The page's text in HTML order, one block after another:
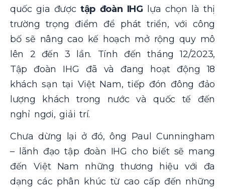
quốc gia được tập đoàn IHG
lựa chọn là thị
trường trọng điểm để phát triển, với công
bố sẽ nâng cao kế hoạch mở rộng quy mô
lên 2 đến 3 lần. Tính đến tháng 12/2023,
Tập đoàn IHG đã và đang hoạt động 18
khách sạn tại Việt Nam, tiếp đón đông đảo
lượng khách trong nước và quốc tế đến
nghỉ ngơi, giải trí.
Chưa dừng lại ở đó, ông Paul Cunningham
– lãnh đạo tập đoàn IHG cho biết sẽ mang
đến Việt Nam những thương hiệu với đa
dạng các phân khúc từ cao cấp đến những